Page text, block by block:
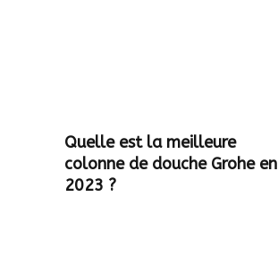
Quelle est la meilleure
colonne de douche Grohe en
2023 ?